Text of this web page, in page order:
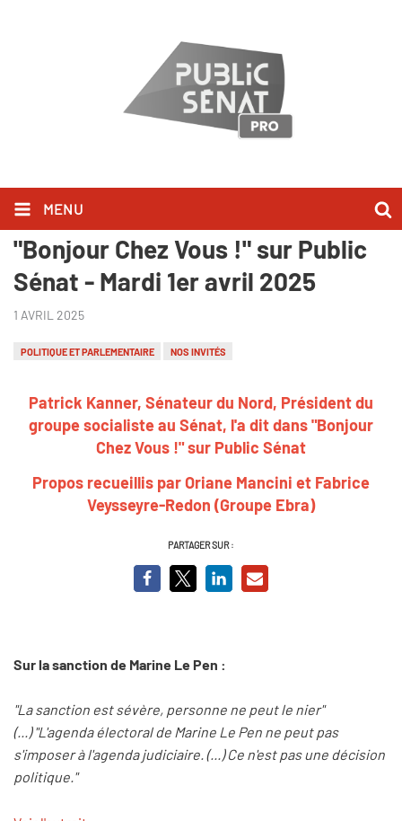
MENU
Patrick Kanner l'a dit dans
"Bonjour Chez Vous !" sur Public
Sénat - Mardi 1er avril 2025
1 AVRIL 2025
POLITIQUE ET PARLEMENTAIRE NOS INVITÉS
Patrick Kanner, Sénateur du Nord, Président du
groupe socialiste au Sénat, l'a dit dans "Bonjour
Chez Vous !" sur Public Sénat
Propos recueillis par Oriane Mancini et Fabrice
Veysseyre-Redon (Groupe Ebra)
PARTAGER SUR :
Sur la sanction de Marine Le Pen :
"La sanction est sévère, personne ne peut le nier"
(...) "L'agenda électoral de Marine Le Pen ne peut pas
s'imposer à l'agenda judiciaire. (...) Ce n'est pas une décision
politique."